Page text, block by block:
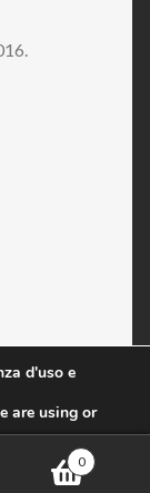
.
0
d'uso e
are using or